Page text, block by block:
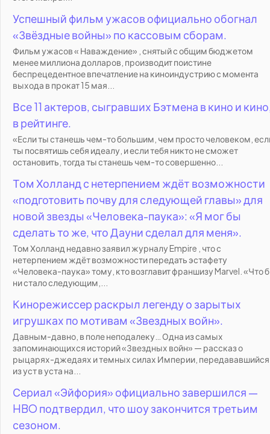
Успешный фильм ужасов официально обогнал
«Звёздные войны» по кассовым сборам.
Фильм ужасов « Наваждение» , снятый с общим бюджетом
менее миллиона долларов, производит поистине
беспрецедентное впечатление на киноиндустрию с момента
выхода в прокат 15 мая...
Все 11 актеров, сыгравших Бэтмена в кино и
в рейтинге.
«Если ты станешь чем-то большим, чем просто человеком,
ты посвятишь себя идеалу, и если тебя никто не сможет
остановить, тогда ты станешь чем-то совершенно...
Том Холланд с нетерпением ждёт возможности
«подготовить почву для следующей главы» для
новой звезды «Человека-паука»: «Я мог бы
сделать то же, что Дауни сделал для меня».
Том Холланд недавно заявил журналу Empire , что с
нетерпением ждёт возможности передать эстафету
«Человека-паука» тому, кто возглавит франшизу Marvel. «Что
ни стало следующим,...
Кинорежиссер раскрыл легенду о зарытых
игрушках по мотивам «Звездных войн».
Давным-давно, в поле неподалеку… Одна из самых
запоминающихся историй «Звездных войн» — рассказ о
рыцарях-джедаях и темных силах Империи, передававшийся
из уст в уста на...
Сериал «Эйфория» официально завершился —
HBO подтвердил, что шоу закончится третьим
сезоном.